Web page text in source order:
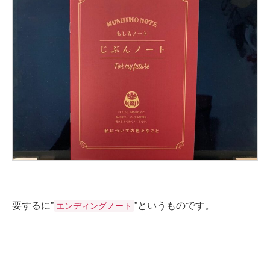
要するに” エンディングノート ”というものです。